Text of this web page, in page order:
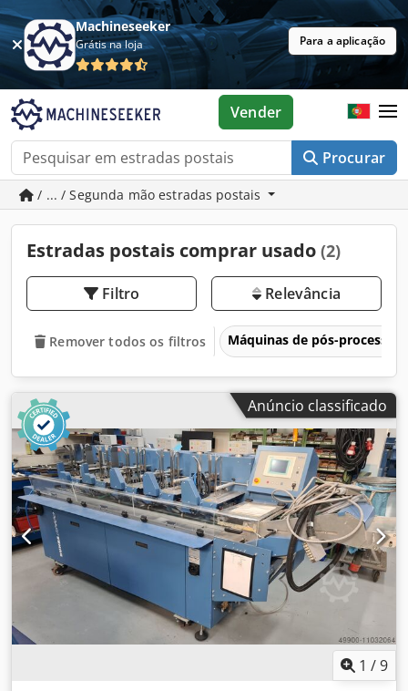
Machineseeker
Grátis na loja Para a aplicação
Procurar
Vender
/ ... / Segunda mão estradas postais
Estradas postais comprar usado (2)
Filtro Relevância
Remover todos os filtros Máquinas de pós-
Anúncio classificado
1 /9